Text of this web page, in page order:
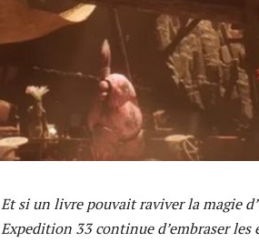
Et si un livre pouvait raviver la magie
Expedition 33 continue d’embraser